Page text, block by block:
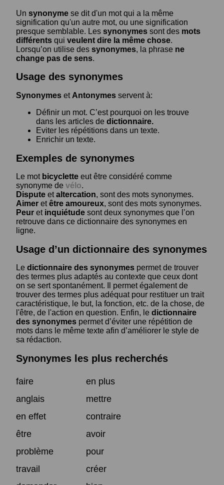
Un synonyme se dit d'un mot qui a la même
signification qu'un autre mot, ou une signification
presque semblable. Les synonymes sont des mots
différents qui veulent dire la même chose.
Lorsqu’on utilise des synonymes, la phrase ne
change pas de sens.
Usage des synonymes
Synonymes et Antonymes servent à:
Définir un mot. C’est pourquoi on les trouve
dans les articles de dictionnaire.
Eviter les répétitions dans un texte.
Enrichir un texte.
Exemples de synonymes
Le mot bicyclette eut être considéré comme
synonyme de vélo.
Dispute etaltercation, sont des mots synonymes.
Aimer etêtre amoureux, sont des mots synonymes.
Peur et inquiétude sont deux synonymes que l’on
retrouve dans ce dictionnaire des synonymes en
ligne.
Usage d’un dictionnaire des synonymes
Le dictionnaire des synonymes permet de trouver
des termes plus adaptés au contexte que ceux dont
on se sert spontanément. Il permet également de
trouver des termes plus adéquat pour restituer un trait
caractéristique, le but, la fonction, etc. de la chose, de
l'être, de l'action en question. Enfin, le dictionnaire
des synonymes permet d’éviter une répétition de
mots dans le même texte afin d’améliorer le style de
sa rédaction.
Synonymes les plus recherchés
faire
en plus
anglais
mettre
en effet
contraire
être
avoir
problème
pour
travail
créer